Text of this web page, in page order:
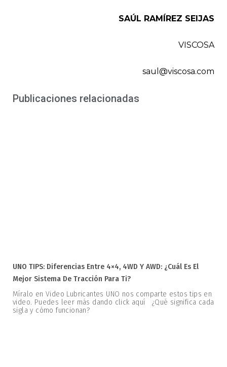
SAÚL RAMÍREZ SEIJAS
VISCOSA
saul@viscosa.com
Publicaciones relacionadas
UNO TIPS: Diferencias Entre 4×4, 4WD Y AWD: ¿Cuál Es El
Mejor Sistema De Tracción Para Ti?
Míralo en Video Lubricantes UNO nos comparte estos tips en
video. Puedes leer más dando click aquí ¿Qué significa cada
sigla y cómo funcionan?